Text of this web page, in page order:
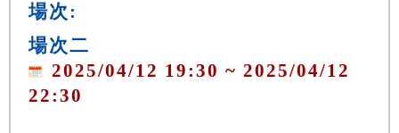
場次:
場次二
2025/04/12 19:30 ~ 2025/04/12
22:30